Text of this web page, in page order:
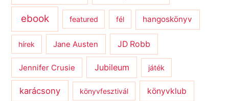
ebook featured fél hangoskönyv
hírek Jane Austen JD Robb
Jennifer Crusie Jubileum játék
karácsony könyvfesztivál könyvklub